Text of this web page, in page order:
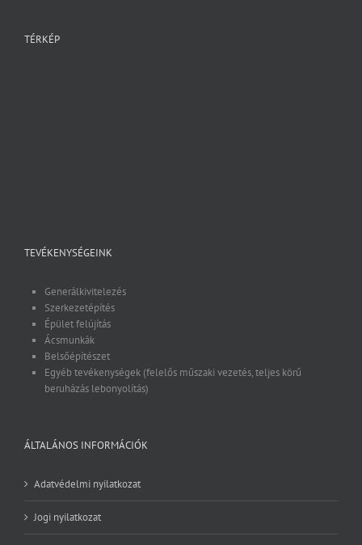
TÉRKÉP
TEVÉKENYSÉGEINK
Generálkivitelezés
Szerkezetépítés
Épület felújítás
Ácsmunkák
Belsőépítészet
Egyéb tevékenységek (felelős műszaki vezetés, teljes körű
beruházás lebonyolítás)
ÁLTALÁNOS INFORMÁCIÓK
Adatvédelmi nyilatkozat
Jogi nyilatkozat